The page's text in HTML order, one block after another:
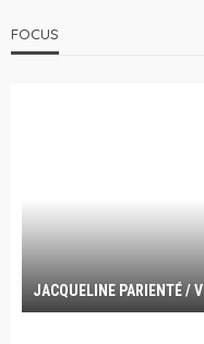
FOCUS
JACQUELINE PARIENTÉ /